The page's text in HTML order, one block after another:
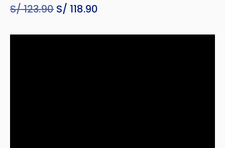
S/123.90 El
original
S/ 118.90
actual